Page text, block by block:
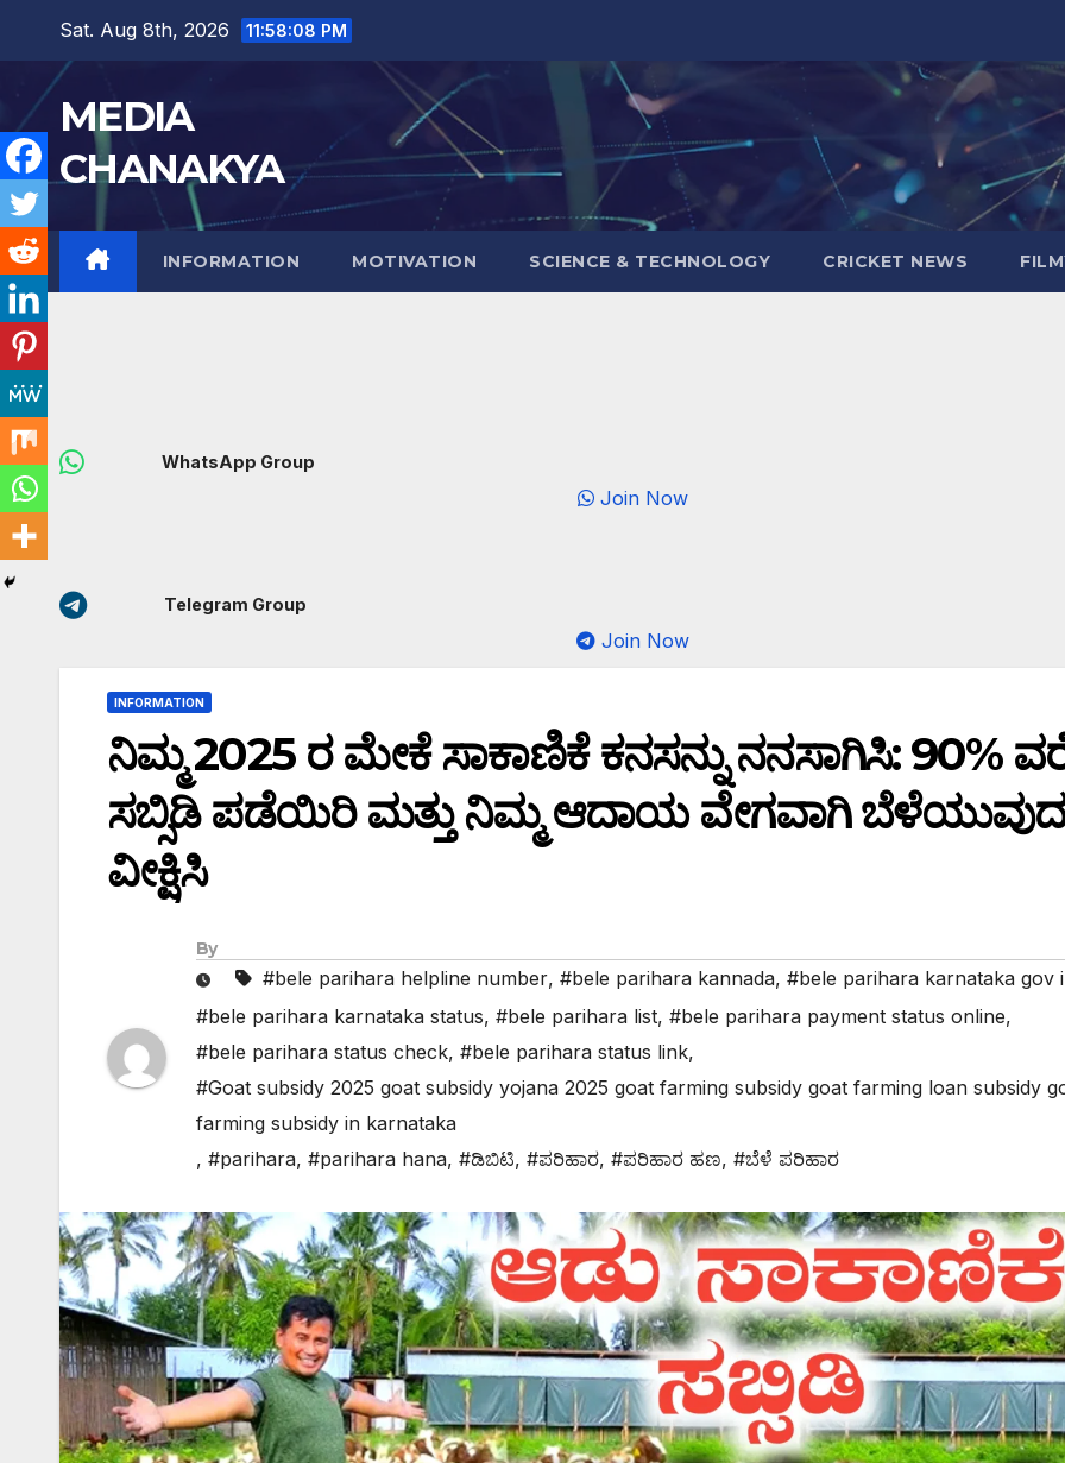
Sat. Aug 8th, 2026 11:58:09 PM
MEDIA
CHANAKYA
INFORMATION MOTIVATION SCIENCE & TECHNOLOGY CRICKET NEWS
WhatsApp Group
Join Now
Telegram Group
Join Now
INFORMATION
ನಿಮ್ಮ 2025 ರ ಮೇಕೆ ಸಾಕಾಣಿಕೆ ಕನಸನ್ನು ನನಸಾಗಿಸಿ: 90%
ಸಬ್ಸಿಡಿ ಪಡೆಯಿರಿ ಮತ್ತು ನಿಮ್ಮ ಆದಾಯ ವೇಗವಾಗಿ
ವೀಕ್ಷಿಸಿ
By
#bele parihara helpline number, #bele parihara kannada, #bele parihara karnataka gov
#bele parihara karnataka status, #bele parihara list, #bele parihara payment status online,
#bele parihara status check, #bele parihara status link,
#Goat subsidy 2025 goat subsidy yojana 2025 goat farming subsidy goat farming loan subsidy
farming subsidy in karnataka
, #parihara, #parihara hana, #ಡಿಬಿಟಿ, #ಪರಿಹಾರ, #ಪರಿಹಾರ ಹಣ, #ಬೆಳೆ ಪರಿಹಾರ